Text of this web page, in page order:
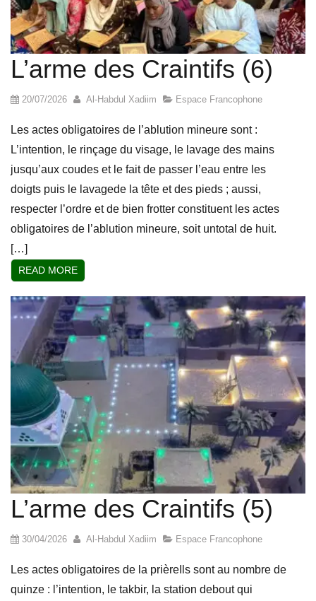
L’arme des Craintifs (6)
20/07/2026 Al-Habdul Xadiim Espace Francophone
Les actes obligatoires de l’ablution mineure sont :
L’intention, le rinçage du visage, le lavage des mains
jusqu’aux coudes et le fait de passer l’eau entre les
doigts puis le lavagede la tête et des pieds ; aussi,
respecter l’ordre et de bien frotter constituent les actes
obligatoires de l’ablution mineure, soit untotal de huit.
[…]
READ MORE
L’arme des Craintifs (5)
30/04/2026 Al-Habdul Xadiim Espace Francophone
Les actes obligatoires de la prièreIls sont au nombre de
quinze : l’intention, le takbir, la station debout qui